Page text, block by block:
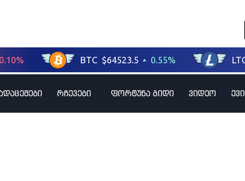
რჩევები ფორტუნა გიდი ვიდეო